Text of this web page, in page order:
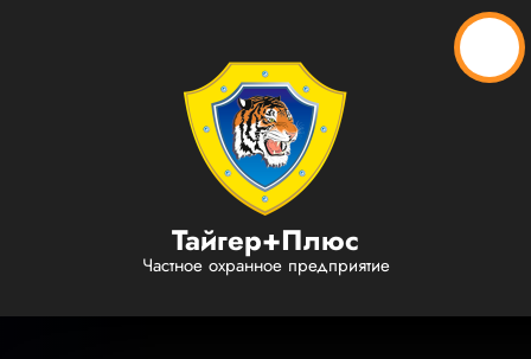
Тайгер+Плюс
Частное охранное предприятие